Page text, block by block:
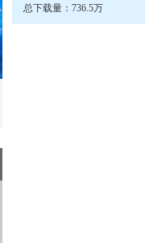
总下载量：736.5万